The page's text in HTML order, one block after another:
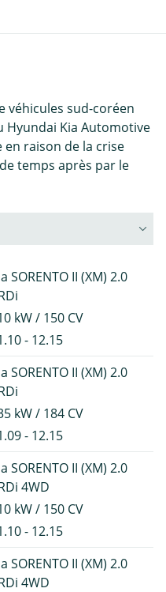
véhicules sud-coréen
Hyundai Kia Automotive
en raison de la crise
temps après par le
SORENTO II (XM) 2.0
kW / 150 CV
- 12.15
SORENTO II (XM) 2.0
kW / 184 CV
- 12.15
SORENTO II (XM) 2.0
4WD
kW / 150 CV
- 12.15
SORENTO II (XM) 2.0
4WD